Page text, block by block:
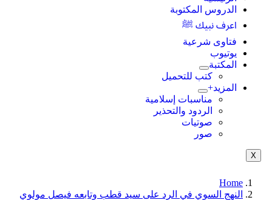
الدروس المكتوبة
اعرف نبيك ﷺ
فتاوى شرعية
يوتيوب
المكتبة
كتب للتحميل
المزيد+
مناسبات إسلامية
الردود والتحذير
صوتيات
صور
X
Home
النهج السوي في الرد على سيد قطب وتابعه فيصل مولوي